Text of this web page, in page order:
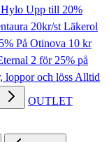
Hylo Upp till 20%
20kr/st Läkerol
På Otinova 10 kr
2 för 25% på
loppor och lössAlltid
OUTLET